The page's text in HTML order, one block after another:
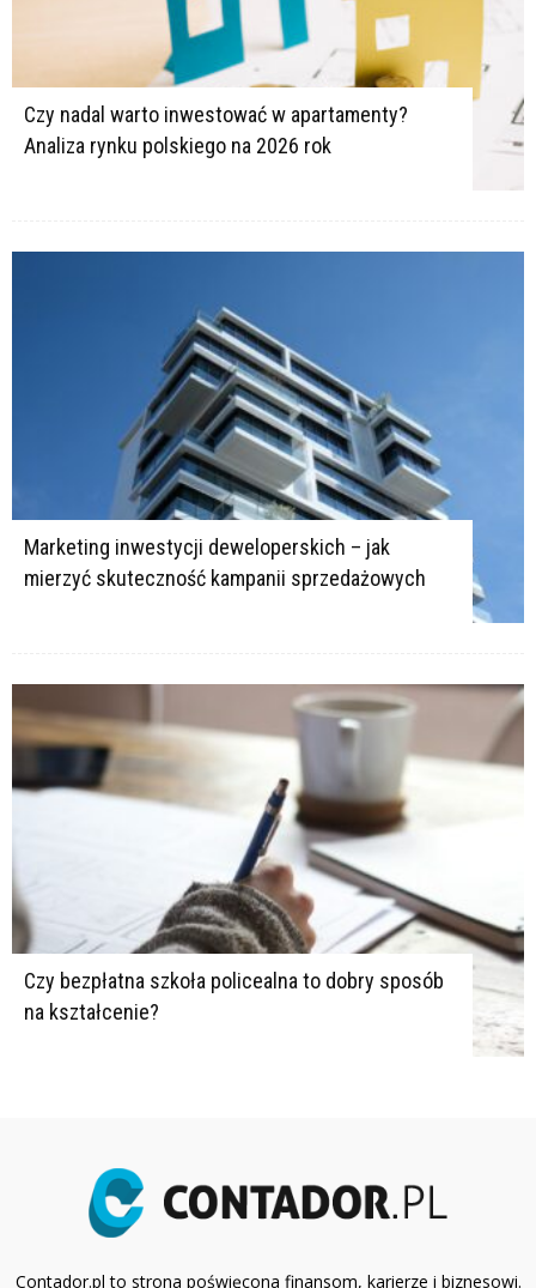
Czy nadal warto inwestować w apartamenty?
Analiza rynku polskiego na 2026 rok
Marketing inwestycji deweloperskich – jak
mierzyć skuteczność kampanii sprzedażowych
Czy bezpłatna szkoła policealna to dobry sposób
na kształcenie?
Contador.pl to strona poświęcona finansom, karierze i biznesowi.